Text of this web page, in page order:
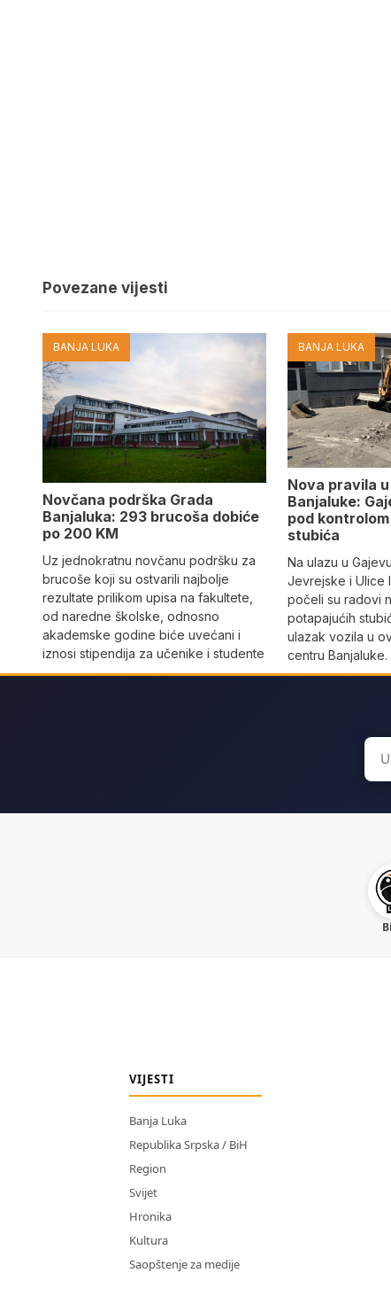
Povezane vijesti
BANJA LUKA
Novčana podrška Grada
Banjaluka: 293 brucoša dobiće
po 200 KM
Uz jednokratnu novčanu podršku za
brucoše koji su ostvarili najbolje
rezultate prilikom upisa na fakultete,
od naredne školske, odnosno
akademske godine biće uvećani i
iznosi stipendija za učenike i studente
BANJA LUKA
Nova pravila
Banjaluke:
pod
stubića
Na ulazu u
Jevrejske i Ulice
počeli su radovi
potapajućih
ulazak vozila u
centru Banjaluke.
for:
VIJESTI
Banja Luka
Republika Srpska / BiH
Region
Svijet
Hronika
Kultura
Saopštenje za medije